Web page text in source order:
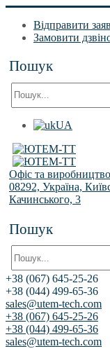
Відправити
Замовити
Пошук
UA
Офіс та виробництво
08292, Україна,
Качинського, 3
Пошук
+38 (067) 645-25-26
+38 (044) 499-65-36
sales@utem-tech.com
+38 (067) 645-25-26
+38 (044) 499-65-36
sales@utem-tech.com